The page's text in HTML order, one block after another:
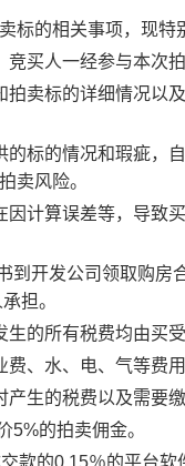
标的相关事项，现特
买人一经参与本次
卖标的详细情况以
标的情况和瑕疵，
卖风险。
计算误差等，导致
到开发公司领取购
担。
的所有税费均由买
、水、电、气等费
生的税费以及需要
5%的拍卖佣金。
款的0.15％的平台软